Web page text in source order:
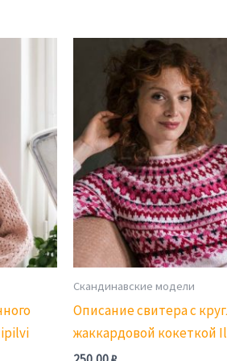
Скандинавские модели
Описание свитера с
жаккардовой кокеткой